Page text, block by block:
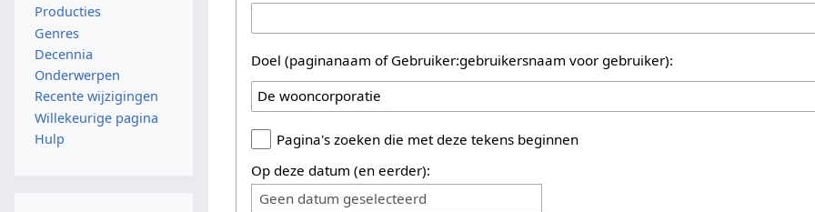
Doel (paginanaam of Gebruiker:gebruikersnaam voor gebruiker):
Pagina's zoeken die met deze tekens beginnen
Op deze datum (en eerder):
Geen datum geselecteerd
Producties
Genres
Decennia
Onderwerpen
Recente wijzigingen
Willekeurige pagina
Hulp